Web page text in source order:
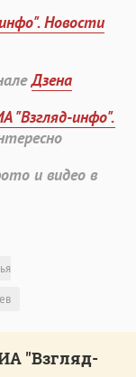
Новости
Дзена
"Взгляд-инфо".
и видео в
"Взгляд-